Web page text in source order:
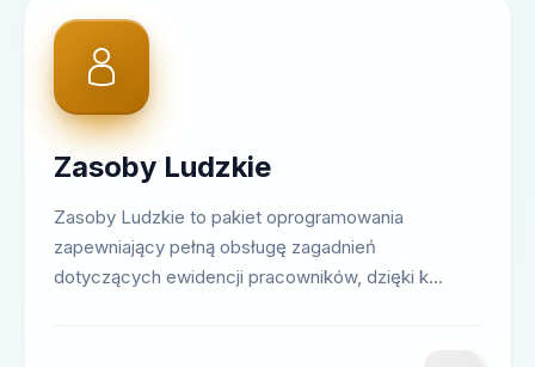
Zasoby Ludzkie
Zasoby Ludzkie to pakiet oprogramowania
zapewniający pełną obsługę zagadnień
dotyczących ewidencji pracowników, dzięki k...